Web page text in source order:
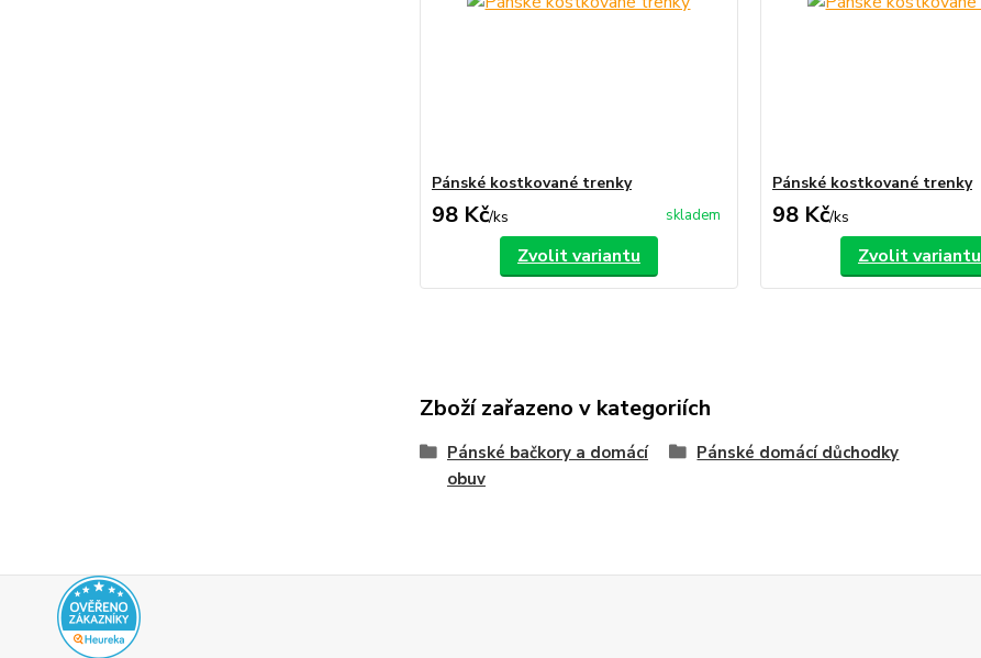
Pánské kostkované trenky
98 Kč/ks skladem
Zvolit variantu
Pánské kostkované trenky
98 Kč/ks
Zvolit variantu
Zboží zařazeno v kategoriích
Pánské bačkory a domácí
obuv
Pánské domácí důchodky